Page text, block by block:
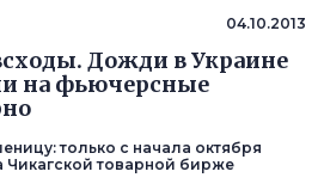
04.10.2013
Дожди в Украине
на фьючерсные
только с начала октября
товарной бирже